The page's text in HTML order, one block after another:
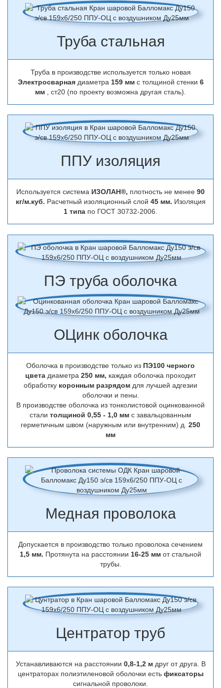
Труба стальная
Труба в производстве используется только новая
Электросварная диаметра 159 ммс толщиной стенки 6
мм , ст20 (по проекту возможна другая сталь).
ППУ изоляция
Используется система ИЗОЛАН®, плотность не менее 90
кг/м.куб. Расчетный изоляционный слой 45 мм. Изоляция
1 типа по ГОСТ 30732-2006.
ПЭ труба оболочка
ОЦинк оболочка
Оболочка в производстве только из ПЭ100 черного
цвета диаметра 250 мм, каждая оболочка проходит
обработку коронным разрядом для лучшей адгезии
оболочки и пены.
В производстве оболочка из тонколистовой оцинкованной
стали толщиной 0,55 - 1,0 мм с завальцованным
герметичным швом (наружным или внутренним) д. 250
мм
Медная проволока
Допускается в производство только проволока сечением
1,5 мм. Протянута на расстоянии 16-25 мм от стальной
трубы.
Центратор труб
Устанавливаются на расстоянии 0,8-1,2 м друг от друга. В
центраторах полиэтиленовой оболочки есть фиксаторы
сигнальной проволоки.